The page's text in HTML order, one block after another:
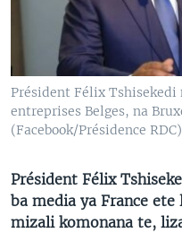
SÉCURITÉ
SCIENCE/TECHNOLOGIE
SPORTS
Président Félix Tshisekedi
entreprises Belges, na
(Facebook/Présidence RDC)
Président Félix
ba media ya France
mizali komonana te,